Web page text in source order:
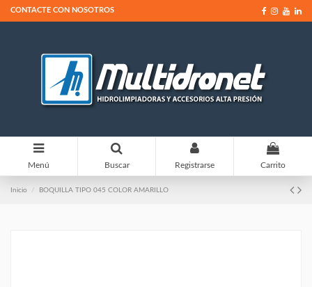
CONTACTE CON NOSOTROS
Menú Buscar Registrarse
0
Carrito
Inicio BOQUILLA TIPO 045 COLOR AMARILLO